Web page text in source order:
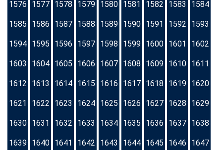
1576 1577 1578 1579 1580 1581 1582 1583 1584
1585 1586 1587 1588 1589 1590 1591 1592 1593
1594 1595 1596 1597 1598 1599 1600 1601 1602
1603 1604 1605 1606 1607 1608 1609 1610 1611
1612 1613 1614 1615 1616 1617 1618 1619 1620
1621 1622 1623 1624 1625 1626 1627 1628 1629
1630 1631 1632 1633 1634 1635 1636 1637 1638
1639 1640 1641 1642 1643 1644 1645 1646 1647